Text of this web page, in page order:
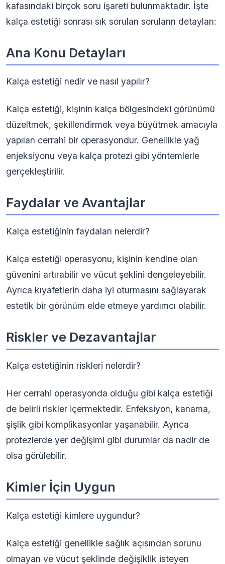
kafasındaki birçok soru işareti bulunmaktadır. İşte
kalça estetiği sonrası sık sorulan soruların detayları:
Ana Konu Detayları
Kalça estetiği nedir ve nasıl yapılır?
Kalça estetiği, kişinin kalça bölgesindeki görünümü
düzeltmek, şekillendirmek veya büyütmek amacıyla
yapılan cerrahi bir operasyondur. Genellikle yağ
enjeksiyonu veya kalça protezi gibi yöntemlerle
gerçekleştirilir.
Faydalar ve Avantajlar
Kalça estetiğinin faydaları nelerdir?
Kalça estetiği operasyonu, kişinin kendine olan
güvenini artırabilir ve vücut şeklini dengeleyebilir.
Ayrıca kıyafetlerin daha iyi oturmasını sağlayarak
estetik bir görünüm elde etmeye yardımcı olabilir.
Riskler ve Dezavantajlar
Kalça estetiğinin riskleri nelerdir?
Her cerrahi operasyonda olduğu gibi kalça estetiği
de belirli riskler içermektedir. Enfeksiyon, kanama,
şişlik gibi komplikasyonlar yaşanabilir. Ayrıca
protezlerde yer değişimi gibi durumlar da nadir de
olsa görülebilir.
Kimler İçin Uygun
Kalça estetiği kimlere uygundur?
Kalça estetiği genellikle sağlık açısından sorunu
olmayan ve vücut şeklinde değişiklik isteyen